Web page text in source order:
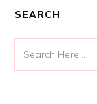
SEARCH